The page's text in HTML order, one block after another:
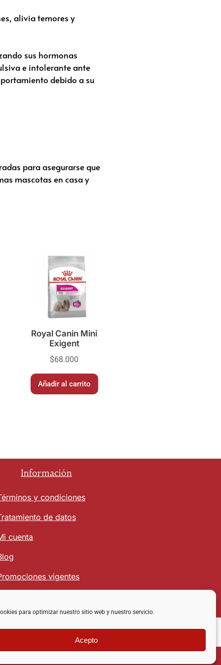
para optimizar nuestro sitio web y nuestro servicio.
Acepto
alivia temores y
sus hormonas
e intolerante ante
debido a su
para asegurarse que
mascotas en casa y
Royal Canin Mini
Exigent
$68.000
Añadir al carrito
Información
y condiciones
de datos
cuenta
vigentes